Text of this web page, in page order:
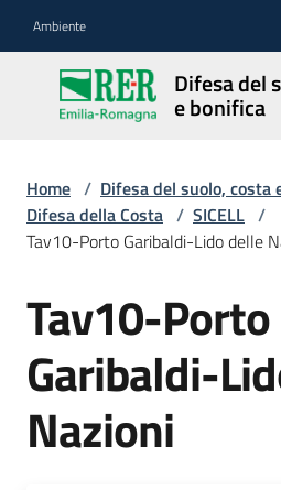
Ambiente
Difesa del
e bonifica
Difesa
del
suolo,
bonifica
e
programmazione
Temi
Home / Difesa del suolo, costa
Difesa della Costa / SICELL /
Tav10-Porto Garibaldi-Lido delle
Tav10-Porto
Garibaldi-
Nazioni